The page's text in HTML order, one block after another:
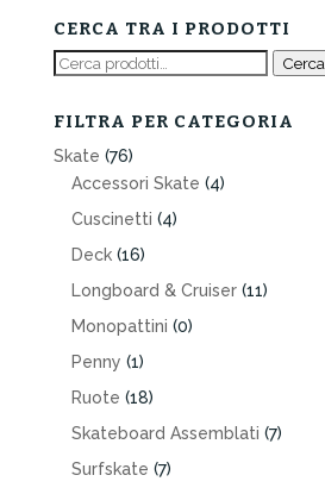
CERCA TRA I PRODOTTI
Cerca: Cerca
FILTRA PER CATEGORIA
Skate (76)
Accessori Skate (4)
Cuscinetti (4)
Deck (16)
Longboard & Cruiser (11)
Monopattini (0)
Penny (1)
Ruote (18)
Skateboard Assemblati (7)
Surfskate (7)